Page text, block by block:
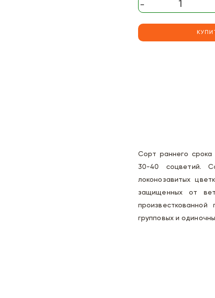
-
Сорт раннего срока
30-40 соцветий.
локонозавитых
защищенных от
групповых и